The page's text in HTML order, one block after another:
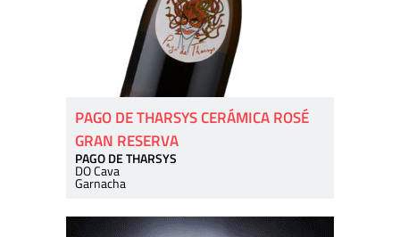
PAGO DE THARSYS CERÁMICA ROSÉ
GRAN RESERVA
PAGO DE THARSYS
DO Cava
Garnacha